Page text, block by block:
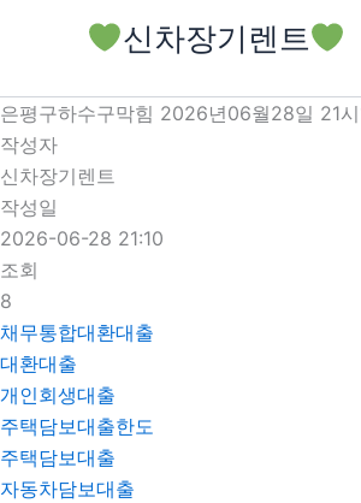
로
건
너
뛰
기
신차장기렌트
은평구하수구막힘 2026년06월28일 21
작성자
신차장기렌트
작성일
2026-06-28 21:10
조회
8
채무통합대환대출
대환대출
개인회생대출
주택담보대출한도
주택담보대출
자동차담보대출